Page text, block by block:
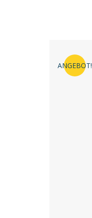
ANGEBOT!